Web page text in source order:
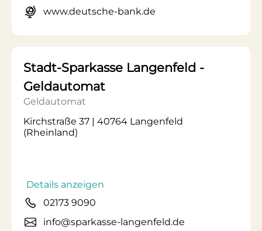
www.deutsche-bank.de
Stadt-Sparkasse Langenfeld -
Geldautomat
Geldautomat
Kirchstraße 37 | 40764 Langenfeld
(Rheinland)
Details anzeigen
02173 9090
info@sparkasse-langenfeld.de